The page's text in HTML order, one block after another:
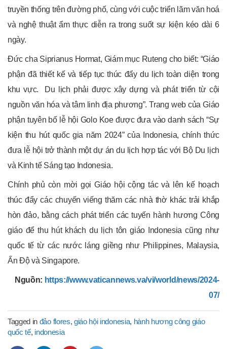
truyền thống trên đường phố, cùng với cuộc triển lãm văn hoá
và nghệ thuật ẩm thực diễn ra trong suốt sự kiện kéo dài 6
ngày.
Đức cha Siprianus Hormat, Giám mục Ruteng cho biết: “Giáo
phận đã thiết kế và tiếp tục thúc đẩy du lịch toàn diện trong
khu vực. Du lịch phải được xây dựng và phát triển từ cội
nguồn văn hóa và tâm linh địa phương”. Trang web của Giáo
phận tuyên bố lễ hội Golo Koe được đưa vào danh sách “Sự
kiện thu hút quốc gia năm 2024” của Indonesia, chính thức
đưa lễ hội trở thành một dự án du lịch hợp tác với Bộ Du lịch
và Kinh tế Sáng tạo Indonesia.
Chính phủ còn mời gọi Giáo hội cộng tác và lên kế hoạch
thúc đẩy các chuyến viếng thăm các nhà thờ khác trải khắp
hòn đảo, bằng cách phát triển các tuyến hành hương Công
giáo để thu hút khách du lịch tôn giáo Indonesia cũng như
quốc tế từ các nước láng giềng như Philippines, Malaysia,
Ấn Độ và Singapore.
Nguồn: https://www.vaticannews.va/vi/world/news/2024-
07/
Tagged in đảo flores, giáo hội indonesia, hành hương công giáo
quốc tế, indonesia